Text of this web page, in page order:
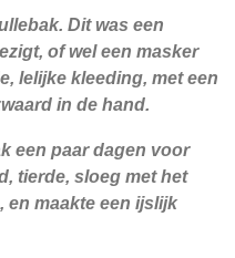
Dit was een
of wel een masker
lelijke kleeding, met een
in de hand.
een paar dagen voor
tierde, sloeg met het
en maakte een ijslijk